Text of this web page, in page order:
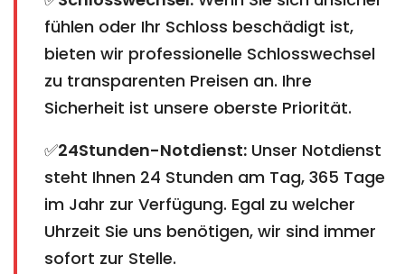
fühlen oder Ihr Schloss beschädigt ist,
bieten wir professionelle Schlosswechsel
zu transparenten Preisen an. Ihre
Sicherheit ist unsere oberste Priorität.
✅24Stunden-Notdienst: Unser Notdienst
steht Ihnen 24 Stunden am Tag, 365 Tage
im Jahr zur Verfügung. Egal zu welcher
Uhrzeit Sie uns benötigen, wir sind immer
sofort zur Stelle.